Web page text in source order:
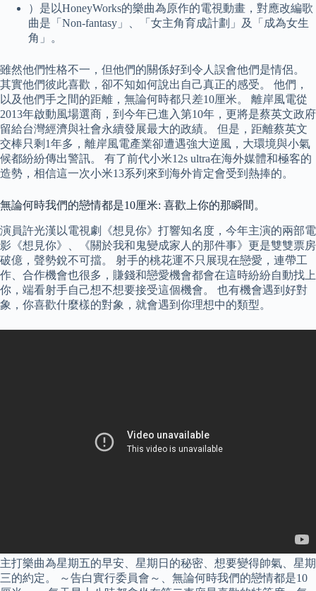
）是以HoneyWorks的樂曲為原作的電視動畫，對應改編歌
曲是「Non-fantasy」、「女主角育成計劃」及「成為女生
角」。
雖然他們性格不一，但他們的關係好到令人誤會他們是情侶。
其實他們彼此喜歡，卻不知如何說出自己真正的感受。 他們，
以及他們手之間的距離，無論何時都只差10厘米。 離岸風電從
2013年啟動風場選商，到今年已進入第10年，更將是蔡英文政府
留給台灣經濟與社會永續發展最大的政績。 但是，距離蔡英文
交棒只剩1年多，離岸風電產業卻遭遇強大逆風，大環境與小氣
候都紛紛傳出警訊。 有了前代小米12s ultra在海外媒體和極客的
造勢，相信這一次小米13系列來到海外肯定會受到熱捧的。
無論何時我們的戀情都是10厘米: 喜歡上你的那瞬間。
演員許光漢以電視劇《想見你》打響知名度，今年主演的兩部電
影《想見你》、《關於我和鬼變成家人的那件事》更是雙雙票房
破億，聲勢銳不可擋。 射手的桃花運不只展現在戀愛，連帶工
作、合作機會也很多，賺錢和戀愛機會都會在這時紛紛自動找上
你，端看射手自己想不想要接受這個機會。 也有機會遇到好對
象，你喜歡什麼樣的對象，就會遇到你理想中的類型。
主打樂曲為星期五的早安、星期日的秘密、想要變得帥氣、星期
三的約定。 ～告白實行委員會～、無論何時我們的戀情都是10